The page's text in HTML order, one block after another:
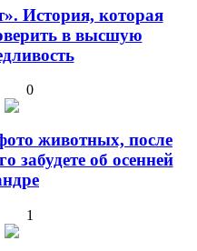
История, которая
в высшую
0
животных, после
забудете об осенней
1